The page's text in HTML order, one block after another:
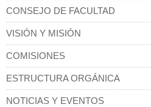
CONSEJO DE FACULTAD
VISIÓN Y MISIÓN
COMISIONES
ESTRUCTURA ORGÁNICA
NOTICIAS Y EVENTOS